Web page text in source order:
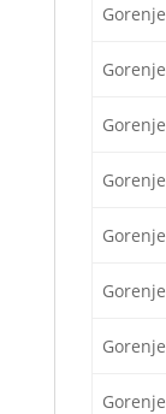
Gorenje
Gorenje
Gorenje
Gorenje
Gorenje
Gorenje
Gorenje
Gorenje